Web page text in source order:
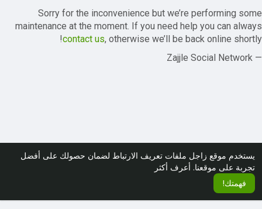
يستخدم موقع زاجل ملفات تعريف الارتباط لضمان حصولك على أفضل
تجربة على موقعنا. أعرف أكثر
فهمتك!
Sorry for the inconvenience but we’re performing some
maintenance at the moment. If you need help you can always
contact us, otherwise we’ll be back online shortly!
— Zajjle Social Network